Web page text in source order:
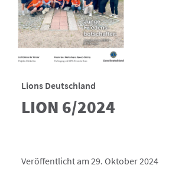
Lions Deutschland
LION 6/2024
Veröffentlicht am 29. Oktober 2024